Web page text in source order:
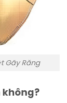
Gãy Răng
không?